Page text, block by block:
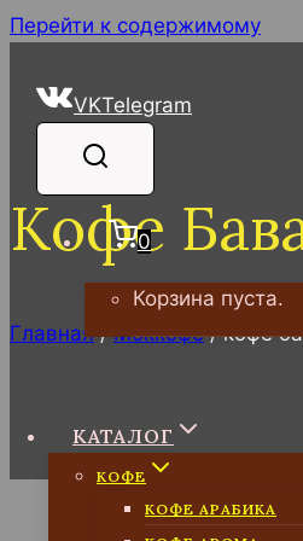
Перейти к содержимому
VKTelegram
0
Корзина пуста.
КАТАЛОГ
КОФЕ
КОФЕ АРАБИКА
Кофе
Главная / Моккофе / кофе